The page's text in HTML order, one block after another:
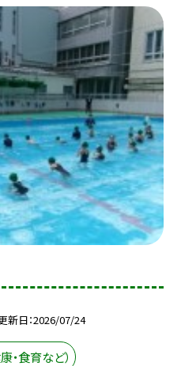
新日 2026/07/24
・食育など）